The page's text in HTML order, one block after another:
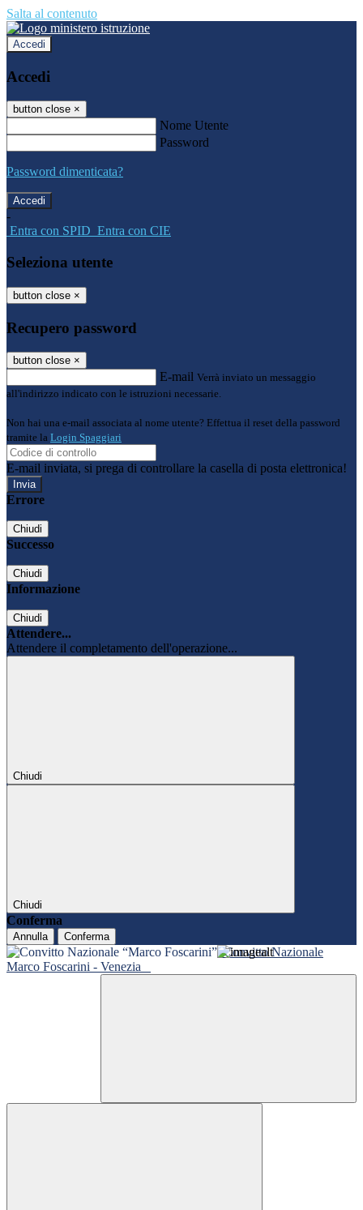
Salta al contenuto
Accedi
Accedi
button close ×
Nome Utente
Password
Password dimenticata?
-
Entra con SPID Entra con CIE
Seleziona utente
button close ×
Recupero password
button close ×
E-mail Verrà inviato un messaggio
all'indirizzo indicato con le istruzioni necessarie.
Non hai una e-mail associata al nome utente? Effettua il reset della password
tramite la Login Spaggiari
E-mail inviata, si prega di controllare la casella di posta elettronica!
Errore
Chiudi
Successo
Chiudi
Informazione
Chiudi
Attendere...
Attendere il completamento dell'operazione...
Chiudi
Chiudi
Conferma
Annulla Conferma
Convitto Nazionale
Marco Foscarini - Venezia